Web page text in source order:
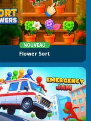
NOUVEAU
Flower Sort